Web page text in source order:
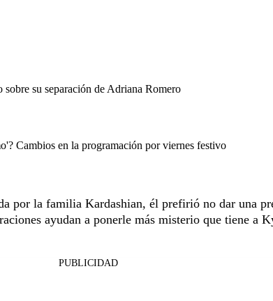
su separación de Adriana Romero
Cambios en la programación por viernes festivo
por la familia Kardashian, él prefirió no dar una
ayudan a ponerle más misterio que tiene a
PUBLICIDAD